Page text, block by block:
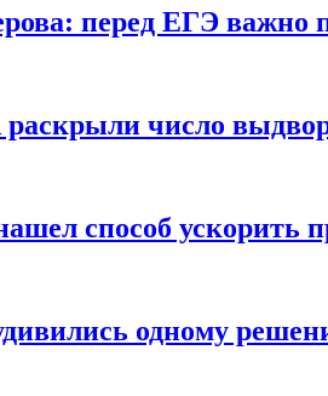
перед ЕГЭ важно
число
способ ускорить
одному